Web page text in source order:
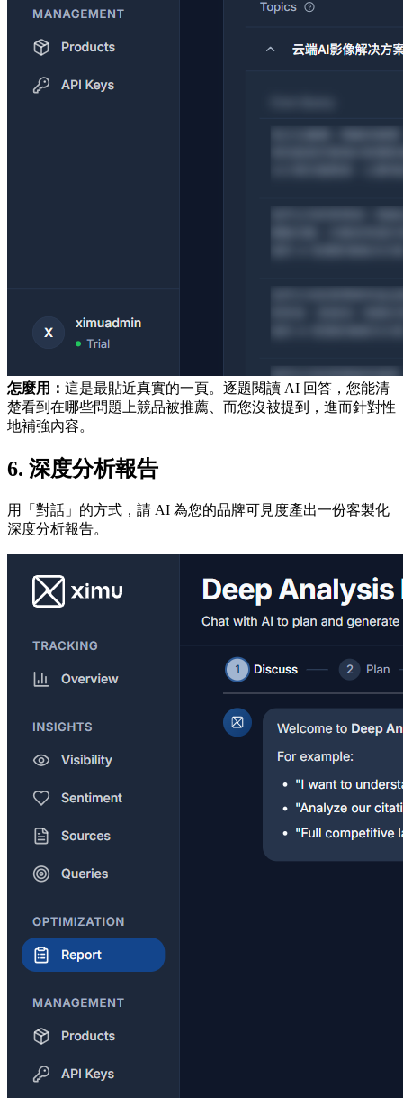
怎麼用： 這是最貼近真實的一頁。逐題閱讀 AI 回答，您能清
楚看到在哪些問題上競品被推薦、而您沒被提到，進而針對性
地補強內容。
6. 深度分析報告
用「對話」的方式，請 AI 為您的品牌可見度產出一份客製化
深度分析報告。